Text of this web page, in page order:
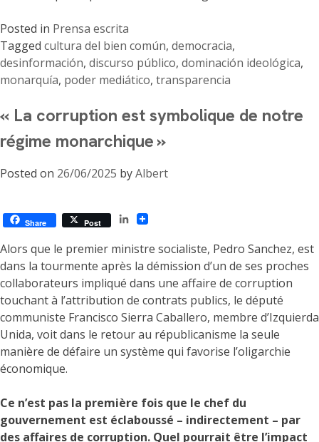
Posted in Prensa escrita
Tagged cultura del bien común, democracia,
desinformación, discurso público, dominación ideológica,
monarquía, poder mediático, transparencia
« La corruption est symbolique de notre
régime monarchique »
Posted on 26/06/2025 byAlbert
Share Post
LinkedIn
Alors que le premier ministre socialiste, Pedro Sanchez, est
dans la tourmente après la démission d’un de ses proches
collaborateurs impliqué dans une affaire de corruption
touchant à l’attribution de contrats publics, le député
communiste Francisco Sierra Caballero, membre d’Izquierda
Unida, voit dans le retour au républicanisme la seule
manière de défaire un système qui favorise l’oligarchie
économique.
Ce n’est pas la première fois que le chef du
gouvernement est éclaboussé – indirectement – par
des affaires de corruption. Quel pourrait être l’impact